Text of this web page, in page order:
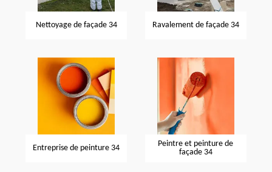
Nettoyage de façade 34 Ravalement de façade 34
Entreprise de peinture 34
Peintre et peinture de
façade 34